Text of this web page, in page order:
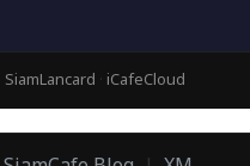
SiamLancard · iCafeCloud